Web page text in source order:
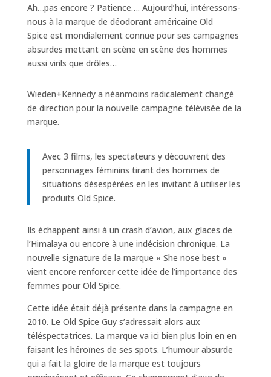
Ah…pas encore ? Patience…. Aujourd’hui, intéressons-
nous à la marque de déodorant américaine Old
Spice est mondialement connue pour ses campagnes
absurdes mettant en scène en scène des hommes
aussi virils que drôles…
Wieden+Kennedy a néanmoins radicalement changé
de direction pour la nouvelle campagne télévisée de la
marque.
Avec 3 films, les spectateurs y découvrent des
personnages féminins tirant des hommes de
situations désespérées en les invitant à utiliser les
produits Old Spice.
Ils échappent ainsi à un crash d’avion, aux glaces de
l’Himalaya ou encore à une indécision chronique. La
nouvelle signature de la marque « She nose best »
vient encore renforcer cette idée de l’importance des
femmes pour Old Spice.
Cette idée était déjà présente dans la campagne en
2010. Le Old Spice Guy s’adressait alors aux
téléspectatrices. La marque va ici bien plus loin en en
faisant les héroïnes de ses spots. L’humour absurde
qui a fait la gloire de la marque est toujours